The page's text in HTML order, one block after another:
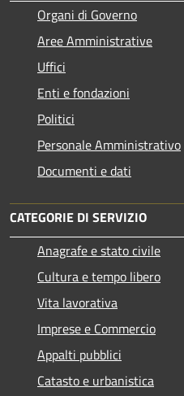
Organi di Governo
Aree Amministrative
Uffici
Enti e fondazioni
Politici
Personale Amministrativo
Documenti e dati
CATEGORIE DI SERVIZIO
Anagrafe e stato civile
Cultura e tempo libero
Vita lavorativa
Imprese e Commercio
Appalti pubblici
Catasto e urbanistica